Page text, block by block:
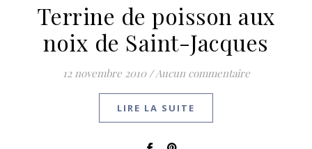
Terrine de poisson aux
noix de Saint-Jacques
12 novembre 2010 /Aucun commentaire
LIRE LA SUITE